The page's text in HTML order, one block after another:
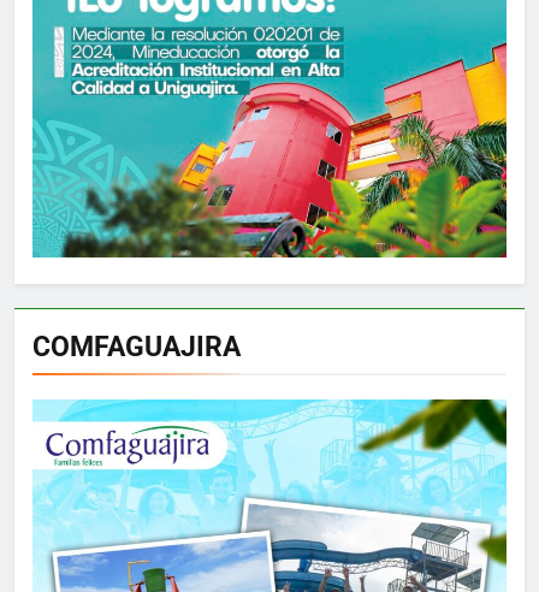
COMFAGUAJIRA